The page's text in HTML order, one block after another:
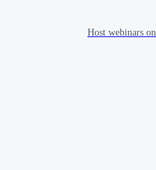
Host webinars on